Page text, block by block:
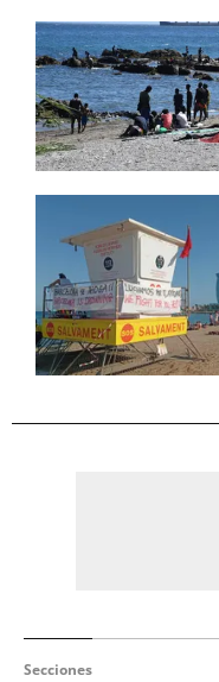
Secciones